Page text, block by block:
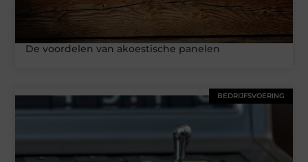
De voordelen van akoestische panelen
BEDRIJFSVOERING